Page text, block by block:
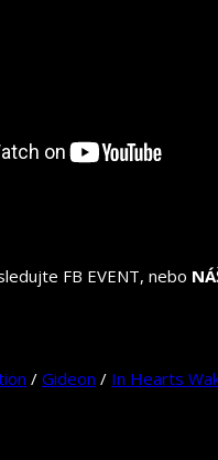
FB EVENT, nebo
/ Gideon / In Hearts